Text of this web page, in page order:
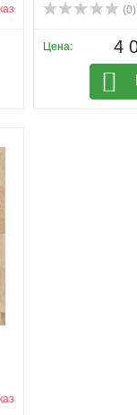
(0)
Цена: 4